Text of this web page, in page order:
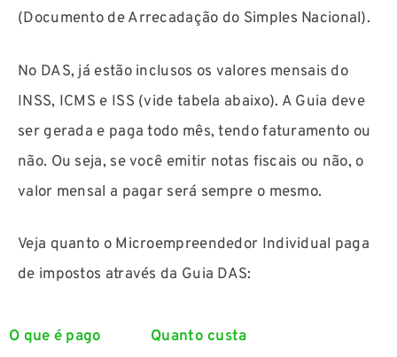
(Documento de Arrecadação do Simples Nacional).
No DAS, já estão inclusos os valores mensais do
INSS, ICMS e ISS (vide tabela abaixo). A Guia deve
ser gerada e paga todo mês, tendo faturamento ou
não. Ou seja, se você emitir notas fiscais ou não, o
valor mensal a pagar será sempre o mesmo.
Veja quanto o Microempreendedor Individual paga
de impostos através da Guia DAS:
O que é pago Quanto custa